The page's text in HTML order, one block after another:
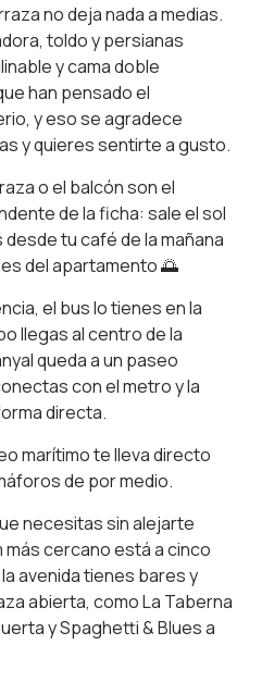
no deja nada a medias.
toldo y persianas
y cama doble
han pensado el
y eso se agradece
y quieres sentirte a gusto.
o el balcón son el
de la ficha: sale el sol
tu café de la mañana
del apartamento 🌅
el bus lo tienes en la
llegas al centro de la
queda a un paseo
con el metro y la
directa.
marítimo te lleva directo
de por medio.
necesitas sin alejarte
más cercano está a cinco
avenida tienes bares y
abierta, como La Taberna
y Spaghetti & Blues a